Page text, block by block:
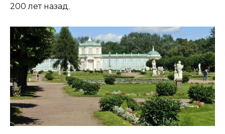
200 лет назад.